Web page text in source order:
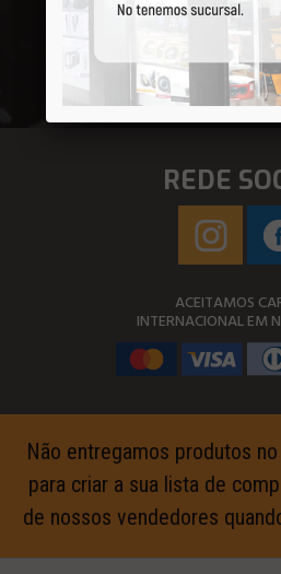
REDE
ACEITAMOS
INTERNACIONAL EM
Não entregamos produtos
para criar a sua lista de
de nossos vendedores